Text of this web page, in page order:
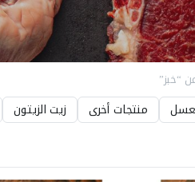
“خبز”
منتجات أخرى زيت الزيتون